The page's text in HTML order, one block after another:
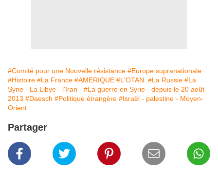
#Comité pour une Nouvelle résistance #Europe supranationale
#Histoire #La France #AMERIQUE #L'OTAN. #La Russie #La
Syrie - La Libye - l'Iran - #La guerre en Syrie - depuis le 20 août
2013 #Daesch #Politique étrangère #Israël - palestine - Moyen-
Orient
Partager